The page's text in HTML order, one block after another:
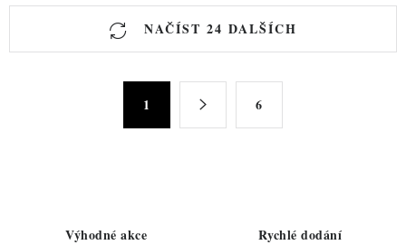
O
l
NAČÍST 24 DALŠÍCH
1 6
Výhodné akce Rychlé dodání